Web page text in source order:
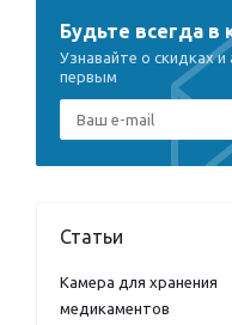
Будьте всегда в
Узнавайте о скидках и
первым
Статьи
Камера для хранения
медикаментов